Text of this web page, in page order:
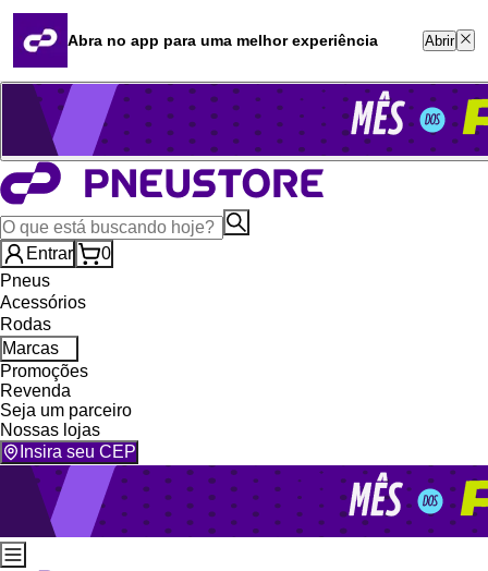
Quero revender
Blog
Whatsapp (16) 99764-8401
Televendas (47) 3046-2551
Entrar
0
Pneus
Acessórios
Rodas
Marcas
Promoções
Revenda
Seja um parceiro
Nossas lojas
Insira seu CEP
Abra no app para uma melhor experiência Abrir